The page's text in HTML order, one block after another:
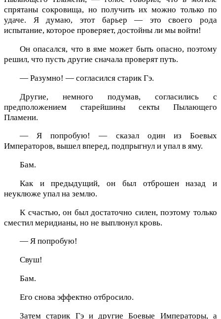
спрятаны сокровища, но получить их можно только по
удаче. Я думаю, этот барьер — это своего рода
испытание, которое проверяет, достойны ли мы войти!
Он опасался, что в яме может быть опасно, поэтому
решил, что пусть другие сначала проверят путь.
— Разумно! — согласился старик Гэ.
Другие, немного подумав, согласились с
предположением старейшины секты Пылающего
Пламени.
— Я попробую! — сказал один из Боевых
Императоров, вышел вперед, подпрыгнул и упал в яму.
Бам.
Как и предыдущий, он был отброшен назад и
неуклюже упал на землю.
К счастью, он был достаточно силен, поэтому только
сместил меридианы, но не выплюнул кровь.
— Я попробую!
Свуш!
Бам.
Его снова эффектно отбросило.
Затем старик Гэ и другие Боевые Императоры, а